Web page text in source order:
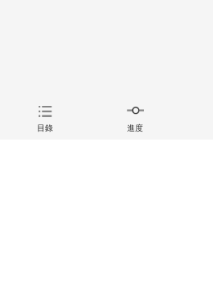
目錄 進度